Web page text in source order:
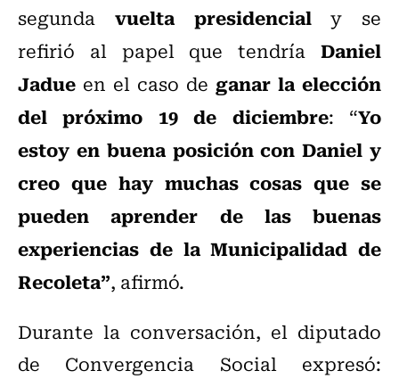
segunda vuelta presidencialy se
refirió al papel que tendría Daniel
Jadue en el caso de ganar la elección
del próximo 19 de diciembre: “Yo
estoy en buena posición con Daniel y
creo que hay muchas cosas que se
pueden aprender de las buenas
experiencias de la Municipalidad de
Recoleta”, afirmó.
Durante la conversación, el diputado
de Convergencia Social expresó: